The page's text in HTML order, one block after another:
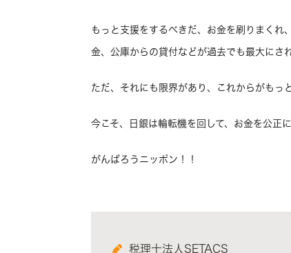
もっと支援をするべきだ、お金を刷りまくれ
金、公庫からの貸付などが過去でも最大にさ
ただ、それにも限界があり、これからがもっ
今こそ、日銀は輪転機を回して、お金を公正
がんばろうニッポン！！
税理士法人SETACS